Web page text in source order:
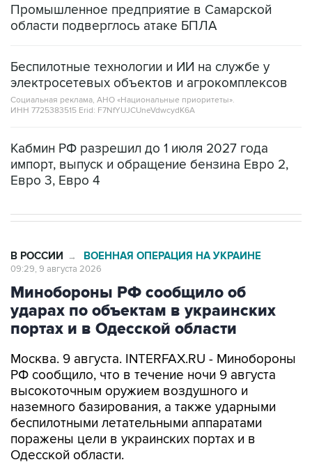
Промышленное предприятие в Самарской
области подверглось атаке БПЛА
Беспилотные технологии и ИИ на службе у
электросетевых объектов и агрокомплексов
Социальная реклама, АНО «Национальные приоритеты».
ИНН 7725383515 Erid: F7NfYUJCUneVdwcydK6A
Кабмин РФ разрешил до 1 июля 2027 года
импорт, выпуск и обращение бензина Евро 2,
Евро 3, Евро 4
В РОССИИ → ВОЕННАЯ ОПЕРАЦИЯ НА УКРАИНЕ
09:29, 9 августа 2026
Минобороны РФ сообщило об
ударах по объектам в украинских
портах и в Одесской области
Москва. 9 августа. INTERFAX.RU - Минобороны
РФ сообщило, что в течение ночи 9 августа
высокоточным оружием воздушного и
наземного базирования, а также ударными
беспилотными летательными аппаратами
поражены цели в украинских портах и в
Одесской области.